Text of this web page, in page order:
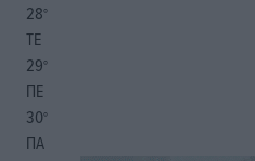
28°
ΤΕ
29°
ΠΕ
30°
ΠΑ